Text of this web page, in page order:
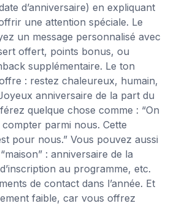
d’anniversaire) en expliquant
une attention spéciale. Le
un message personnalisé avec
offert, points bonus, ou
supplémentaire. Le ton
: restez chaleureux, humain,
anniversaire de la part du
quelque chose comme : “On
parmi nous. Cette
pour nous.” Vous pouvez aussi
: anniversaire de la
au programme, etc.
de contact dans l’année. Et
faible, car vous offrez